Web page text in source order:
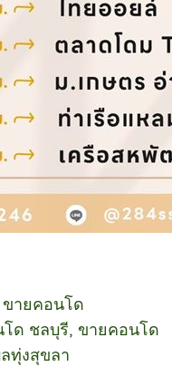
ายคอนโด
โด ชลบุรี, ขายคอนโด
ทุ่งสุขลา